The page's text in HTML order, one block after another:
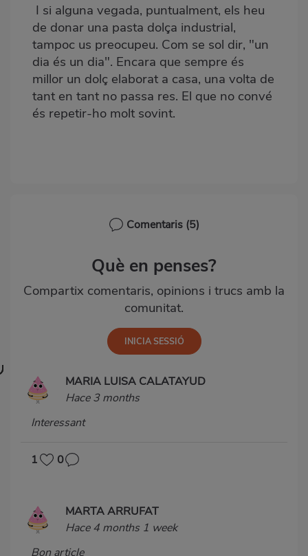
I si alguna vegada, puntualment, els heu
de donar una pasta dolça industrial,
tampoc us preocupeu. Com se sol dir, "un
dia és un dia". Encara que sempre és
millor un dolç elaborat a casa, una volta de
tant en tant no passa res. El que no convé
és repetir-ho molt sovint.
Comentaris (5)
Què en penses?
Compartix comentaris, opinions i trucs amb la
comunitat.
MARIA LUISA CALATAYUD
Hace 3 months
Interessant
1 0
MARTA ARRUFAT
Hace 4 months 1 week
Bon article